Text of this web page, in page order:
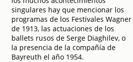
singulares hay que mencionar los
programas de los Festivales Wagner
de 1913, las actuaciones de los
ballets rusos de Serge Diaghilev, o
la presencia de la compañía de
Bayreuth el año 1954.